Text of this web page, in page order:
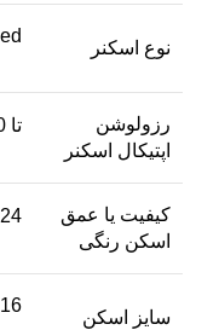
نوع اسکنر
رزولوشن
اپتیکال اسکنر
تا 1200 dpi
کیفیت یا عمق
اسکن رنگی
24 بیت
سایز اسکن
216 تا 297